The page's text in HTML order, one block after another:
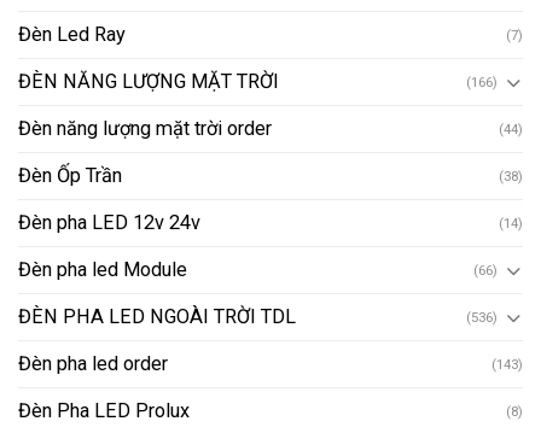
Đèn Led Ray (7)
ĐÈN NĂNG LƯỢNG MẶT TRỜI (166)
Đèn năng lượng mặt trời order (44)
Đèn Ốp Trần (38)
Đèn pha LED 12v 24v (14)
Đèn pha led Module (66)
ĐÈN PHA LED NGOÀI TRỜI TDL (536)
Đèn pha led order (143)
Đèn Pha LED Prolux (8)